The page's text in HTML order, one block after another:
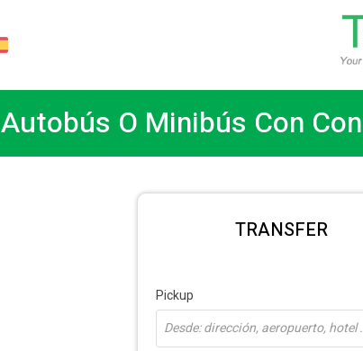
Autobús O Minibús Con
TRANSFER
Pickup
Desde: dirección, aeropuerto, hotel